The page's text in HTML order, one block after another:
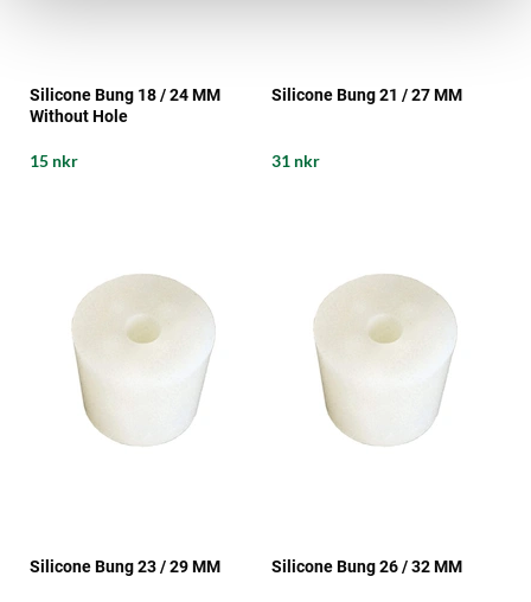
Silicone Bung 18 / 24 MM
Without Hole
15 nkr
Silicone Bung 21 / 27 MM
31 nkr
Silicone Bung 23 / 29 MM Silicone Bung 26 / 32 MM